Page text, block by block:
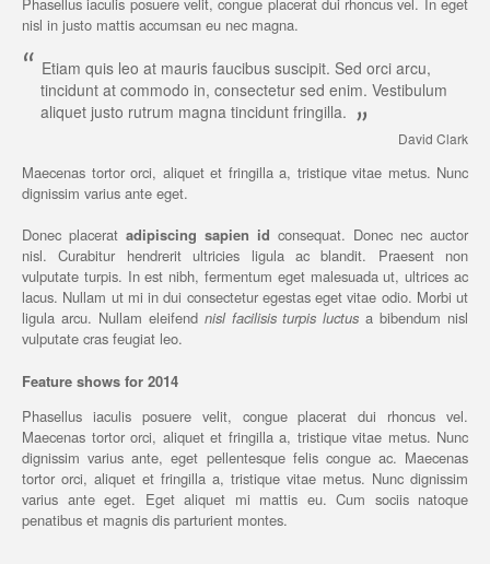
nisl in justo mattis accumsan eu nec magna.
“ Etiam quis leo at mauris faucibus suscipit. Sed orci arcu,
tincidunt at commodo in, consectetur sed enim. Vestibulum
aliquet justo rutrum magna tincidunt fringilla. ” David Clark
Maecenas tortor orci, aliquet et fringilla a, tristique vitae metus. Nunc
dignissim varius ante eget.
Donec placerat adipiscing sapien id consequat. Donec nec auctor
nisl. Curabitur hendrerit ultricies ligula ac blandit. Praesent non
vulputate turpis. In est nibh, fermentum eget malesuada ut, ultrices ac
lacus. Nullam ut mi in dui consectetur egestas eget vitae odio. Morbi ut
ligula arcu. Nullam eleifend nisl facilisis turpis luctus a bibendum nisl
vulputate cras feugiat leo.
Feature shows for 2014
Phasellus iaculis posuere velit, congue placerat dui rhoncus vel.
Maecenas tortor orci, aliquet et fringilla a, tristique vitae metus. Nunc
dignissim varius ante, eget pellentesque felis congue ac. Maecenas
tortor orci, aliquet et fringilla a, tristique vitae metus. Nunc dignissim
varius ante eget. Eget aliquet mi mattis eu. Cum sociis natoque
penatibus et magnis dis parturient montes.